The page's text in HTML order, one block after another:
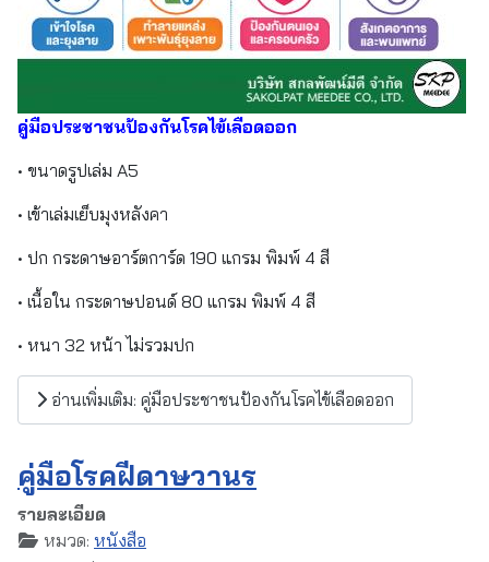
คู่มือประชาชนป้องกันโรคไข้เลือดออก
• ขนาดรูปเล่ม A5
• เข้าเล่มเย็บมุงหลังคา
• ปก กระดาษอาร์ตการ์ด 190 แกรม พิมพ์ 4 สี
• เนื้อใน กระดาษปอนด์ 80 แกรม พิมพ์ 4 สี
• หนา 32 หน้า ไม่รวมปก
อ่านเพิ่มเติม: คู่มือประชาชนป้องกันโรคไข้เลือดออก
คู่มือโรคฝีดาษวานร
รายละเอียด
หมวด: หนังสือ